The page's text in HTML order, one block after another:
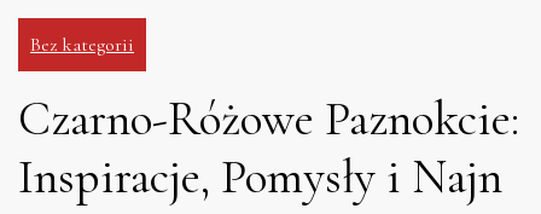
Bez kategorii
Czarno-Różowe Paznokcie:
Inspiracje, Pomysły i Najn